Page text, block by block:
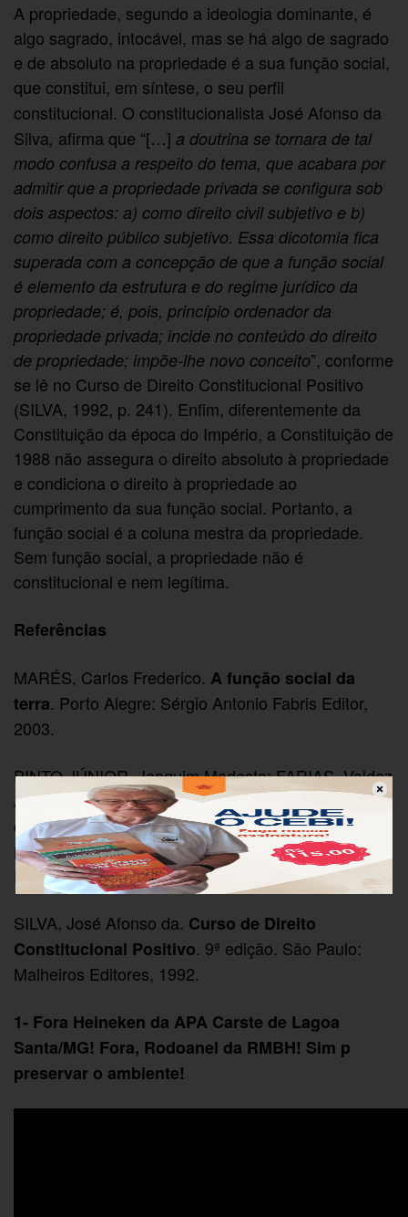
A propriedade, segundo a ideologia dominante, é
algo sagrado, intocável, mas se há algo de sagrado
e de absoluto na propriedade é a sua função social,
que constitui, em síntese, o seu perfil
constitucional. O constitucionalista José Afonso da
Silva, afirma que “[…]a doutrina se tornara de tal
modo confusa a respeito do tema, que acabara por
admitir que a propriedade privada se configura sob
dois aspectos: a) como direito civil subjetivo e b)
como direito público subjetivo. Essa dicotomia fica
superada com a concepção de que a função social
é elemento da estrutura e do regime jurídico da
propriedade; é, pois, princípio ordenador da
propriedade privada; incide no conteúdo do direito
de propriedade; impõe-lhe novo conceito”, conforme
se lê no Curso de Direito Constitucional Positivo
(SILVA, 1992, p. 241). Enfim, diferentemente da
Constituição da época do Império, a Constituição de
1988 não assegura o direito absoluto à propriedade
e condiciona o direito à propriedade ao
cumprimento da sua função social. Portanto, a
função social é a coluna mestra da propriedade.
Sem função social, a propriedade não é
constitucional e nem legítima.
Referências
MARÉS, Carlos Frederico. A função social da
terra. Porto Alegre: Sérgio Antonio Fabris Editor,
2003.
PINTO JÚNIOR, Joaquim Modesto; FARIAS, Valdez
Adriani. Função social da propriedade:
dimensões ambiental e trabalhista. Brasília:
Núcleo de Estudos Agrários e Desenvolvimento
Rural, 2005.
SILVA, José Afonso da. Curso de Direito
Constitucional Positivo. 9ª edição. São Paulo:
Malheiros Editores, 1992.
1- Fora Heineken da APA Carste de Lagoa
Santa/MG! Fora, Rodoanel da RMBH! Sim p
preservar o ambiente!